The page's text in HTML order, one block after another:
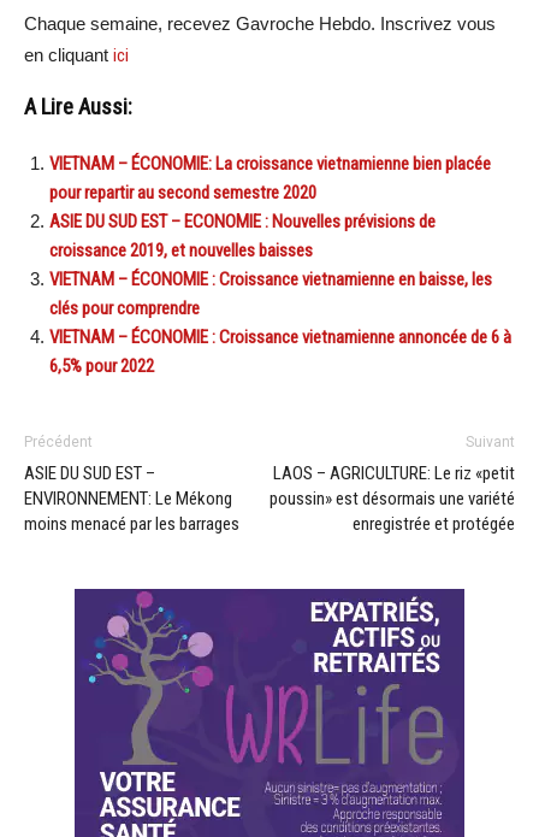
Chaque semaine, recevez Gavroche Hebdo. Inscrivez vous
en cliquant ici
A Lire Aussi:
VIETNAM – ÉCONOMIE: La croissance vietnamienne bien placée
pour repartir au second semestre 2020
ASIE DU SUD EST – ECONOMIE : Nouvelles prévisions de
croissance 2019, et nouvelles baisses
VIETNAM – ÉCONOMIE : Croissance vietnamienne en baisse, les
clés pour comprendre
VIETNAM – ÉCONOMIE : Croissance vietnamienne annoncée de 6 à
6,5% pour 2022
Précédent
ASIE DU SUD EST –
ENVIRONNEMENT: Le Mékong
moins menacé par les barrages
Suivant
LAOS – AGRICULTURE: Le riz «petit
poussin» est désormais une variété
enregistrée et protégée